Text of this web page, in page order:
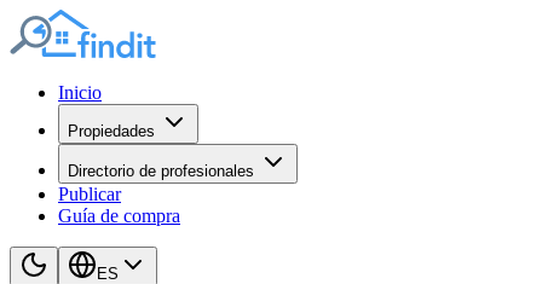
Inicio
Propiedades
Directorio de profesionales
Publicar
Guía de compra
ES